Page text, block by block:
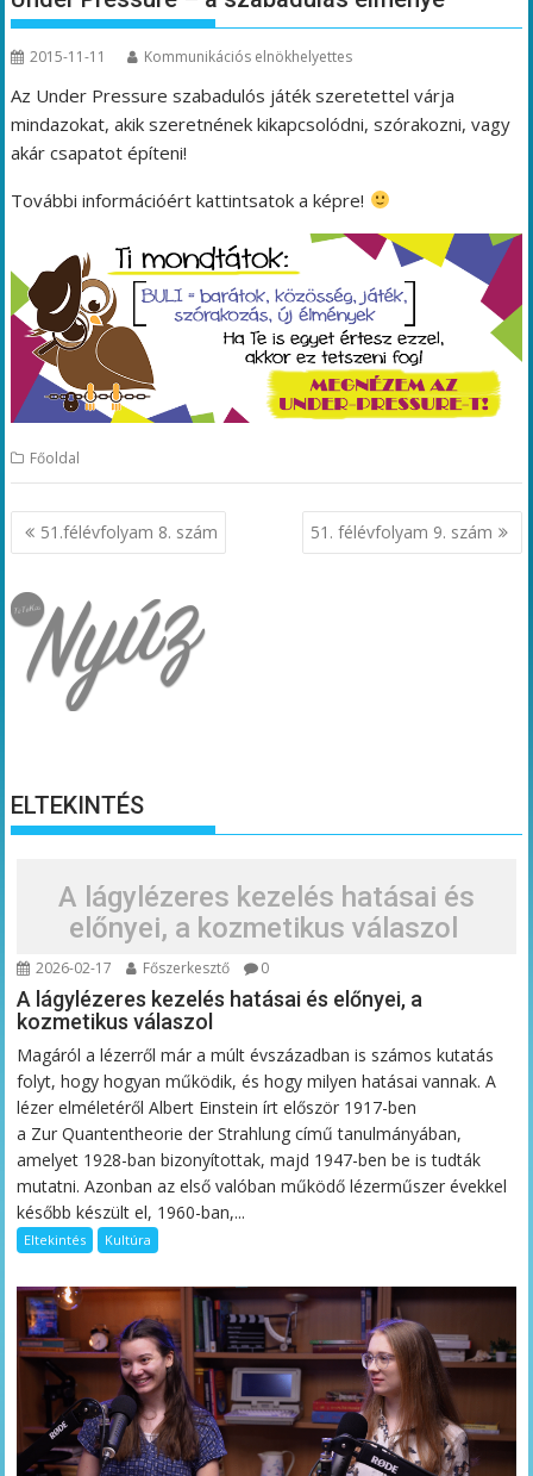
2015-11-11 Kommunikációs elnökhelyettes
Az Under Pressure szabadulós játék szeretettel várja
mindazokat, akik szeretnének kikapcsolódni, szórakozni, vagy
akár csapatot építeni!
További információért kattintsatok a képre!
Főoldal
Bejegyzés
navigáció
51.félévfolyam 8. szám 51. félévfolyam 9. szám
ELTEKINTÉS
A lágylézeres kezelés hatásai és
előnyei, a kozmetikus válaszol
2026-02-17 Főszerkesztő 0
A lágylézeres kezelés hatásai és előnyei, a
kozmetikus válaszol
Magáról a lézerről már a múlt évszázadban is számos kutatás
folyt, hogy hogyan működik, és hogy milyen hatásai vannak. A
lézer elméletéről Albert Einstein írt először 1917-ben
a Zur Quantentheorie der Strahlung című tanulmányában,
amelyet 1928-ban bizonyítottak, majd 1947-ben be is tudták
mutatni. Azonban az első valóban működő lézerműszer évekkel
később készült el, 1960-ban,...
Eltekintés Kultúra